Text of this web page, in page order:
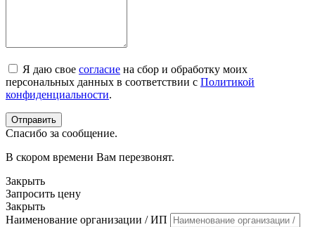
Я даю свое согласие на сбор и обработку моих
персональных данных в соответствии с Политикой
конфиденциальности.
Спасибо за сообщение.
В скором времени Вам перезвонят.
Закрыть
Запросить цену
Закрыть
Наименование организации / ИП